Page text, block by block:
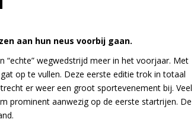
aan hun neus voorbij gaan.
“echte” wegwedstrijd meer in het voorjaar. Met
op te vullen. Deze eerste editie trok in totaal
er weer een groot sportevenement bij. Veel
prominent aanwezig op de eerste startrijen. De